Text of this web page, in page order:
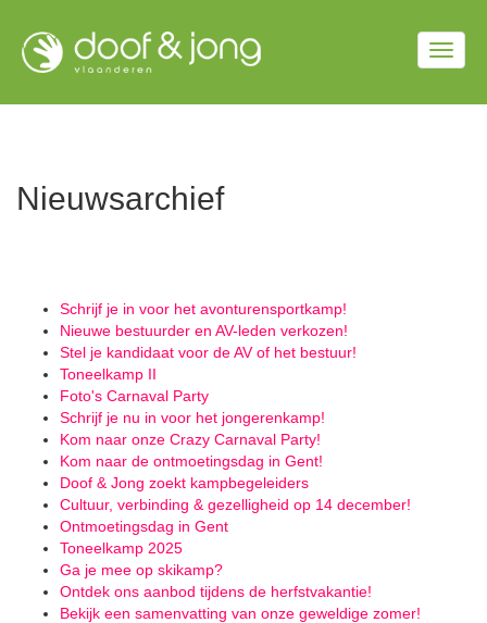
naar
Nieuwsarchief
Schrijf je in voor het avonturensportkamp!
Nieuwe bestuurder en AV-leden verkozen!
Stel je kandidaat voor de AV of het bestuur!
Toneelkamp II
Foto's Carnaval Party
Schrijf je nu in voor het jongerenkamp!
Kom naar onze Crazy Carnaval Party!
Kom naar de ontmoetingsdag in Gent!
Doof & Jong zoekt kampbegeleiders
Cultuur, verbinding & gezelligheid op 14 december!
Ontmoetingsdag in Gent
Toneelkamp 2025
Ga je mee op skikamp?
Ontdek ons aanbod tijdens de herfstvakantie!
Bekijk een samenvatting van onze geweldige zomer!